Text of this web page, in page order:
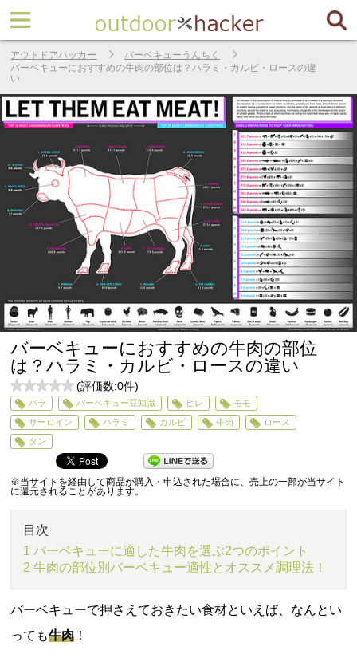
アウトドアハッカー
バーベキューうんちく
バーベキューにおすすめの牛肉の部位は？ハラミ・カルビ・ロースの違
い
バーベキューにおすすめの牛肉の部位
は？ハラミ・カルビ・ロースの違い
0
5
(評価数:0件)
バラ バーベキュー豆知識 ヒレ
モモ
サーロイン
ハラミ カルビ 牛肉
ロース
タン
※当サイトを経由して商品が購入・申込された場合に、売上の一部が当サイト
に還元されることがあります。
目次
1 バーベキューに適した牛肉を選ぶ2つのポイント
2 牛肉の部位別バーベキュー適性とオススメ調理法！
バーベキューで押さえておきたい食材といえば、なんとい
っても牛肉 ！